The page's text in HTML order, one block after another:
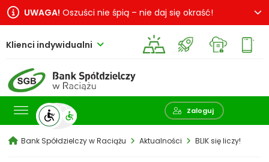
UWAGA! Oszuści nie śpią – nie daj się okraść!
Klienci indywidualni
Zaloguj
Pokaż wyszukiwarkę
Bank Spółdzielczy w Raciążu Aktualności BLIK się liczy!